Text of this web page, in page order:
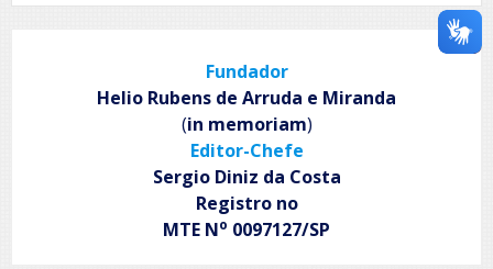
Fundador
Helio Rubens de Arruda e Miranda
(in memoriam)
Editor-Chefe
Sergio Diniz da Costa
Registro no
MTE No 0097127/SP